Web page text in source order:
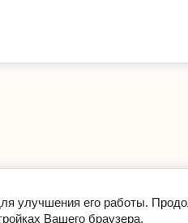
улучшения его работы.
Вашего браузера.